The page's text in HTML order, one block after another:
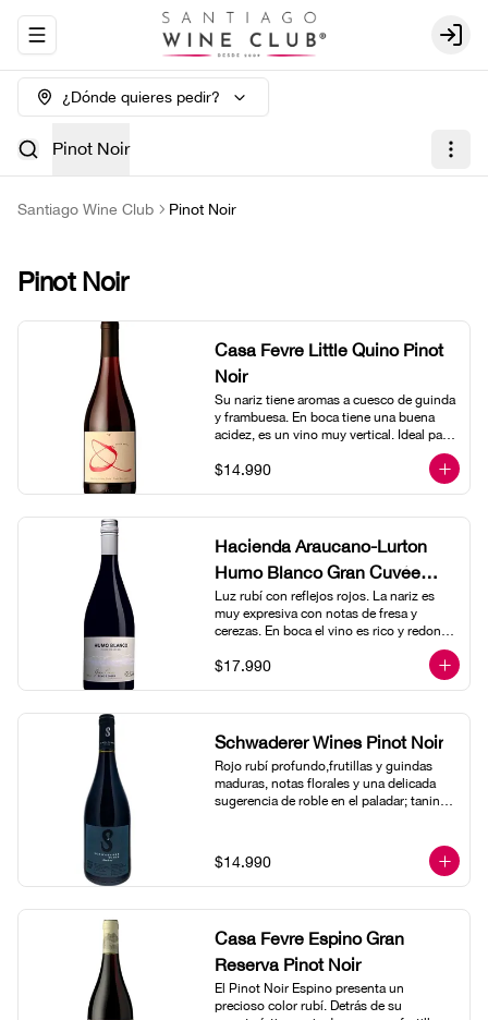
Abrir menu de navegación Login
¿Dónde quieres pedir?
Pinot Noir
Santiago Wine Club Pinot Noir
Pinot Noir
Casa Fevre Little Quino Pinot
Noir
Su nariz tiene aromas a cuesco de guinda
y frambuesa. En boca tiene una buena
acidez, es un vino muy vertical. Ideal para
acompañado de buenos amigos.
$14.990
Hacienda Araucano-Lurton
Humo Blanco Gran Cuvée
Pinot Noir- Demeter Ecocert
Luz rubí con reflejos rojos. La nariz es
muy expresiva con notas de fresa y
cerezas. En boca el vino es rico y redondo
y tiene un final bien equilibrado con ligera
acidez y notas aromáticas de frutos rojos
$17.990
Schwaderer Wines Pinot Noir
Rojo rubí profundo,frutillas y guindas
maduras, notas florales y una delicada
sugerencia de roble en el paladar; taninos
$14.990
Casa Fevre Espino Gran
Reserva Pinot Noir
El Pinot Noir Espino presenta un
precioso color rubí. Detrás de su